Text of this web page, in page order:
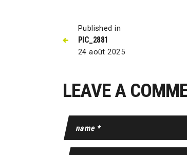
Published in
PIC_2881
24 août 2025
LEAVE A